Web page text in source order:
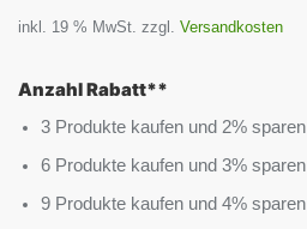
inkl. 19 % MwSt. zzgl. Versandkosten
Anzahl Rabatt**
3 Produkte kaufen und 2% sparen
6 Produkte kaufen und 3% sparen
9 Produkte kaufen und 4% sparen